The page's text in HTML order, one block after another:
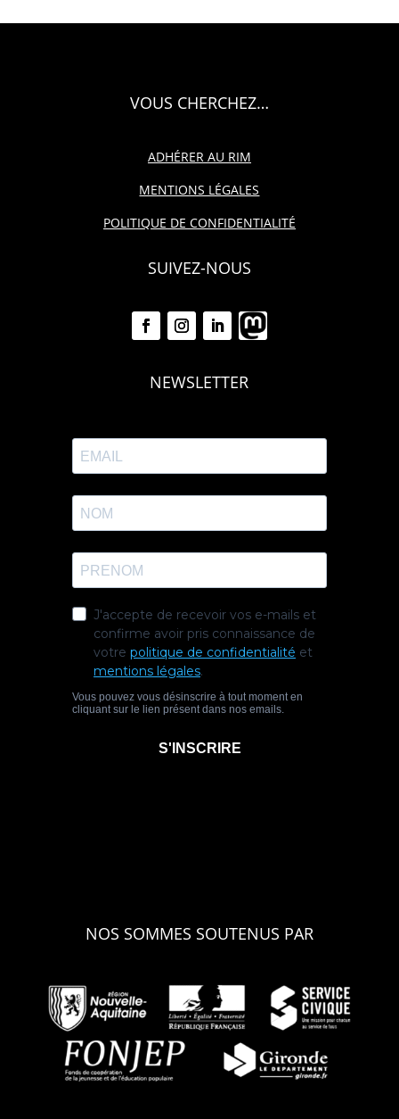
VOUS CHERCHEZ…
ADHÉRER AU RIM
MENTIONS LÉGALES
POLITIQUE DE CONFIDENTIALITÉ
SUIVEZ-NOUS
NEWSLETTER
NOS SOMMES SOUTENUS PAR